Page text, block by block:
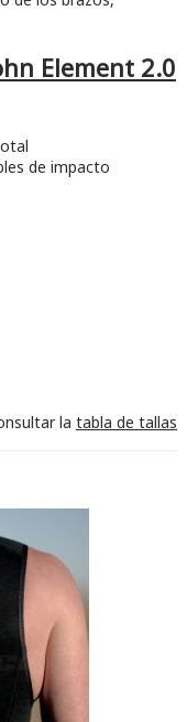
Element 2.0
de impacto
la tabla de tallas